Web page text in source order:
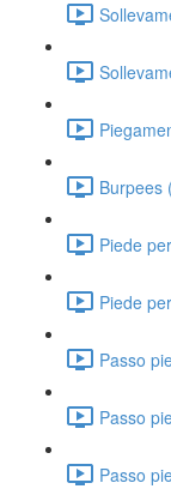
Burpees
Piede
Piede
Passo
Passo
Passo